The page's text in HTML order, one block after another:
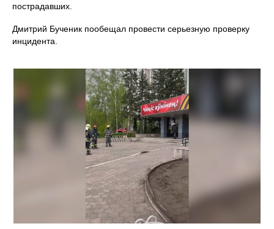
пострадавших.
Дмитрий Бученик пообещал провести серьезную проверку
инцидента.